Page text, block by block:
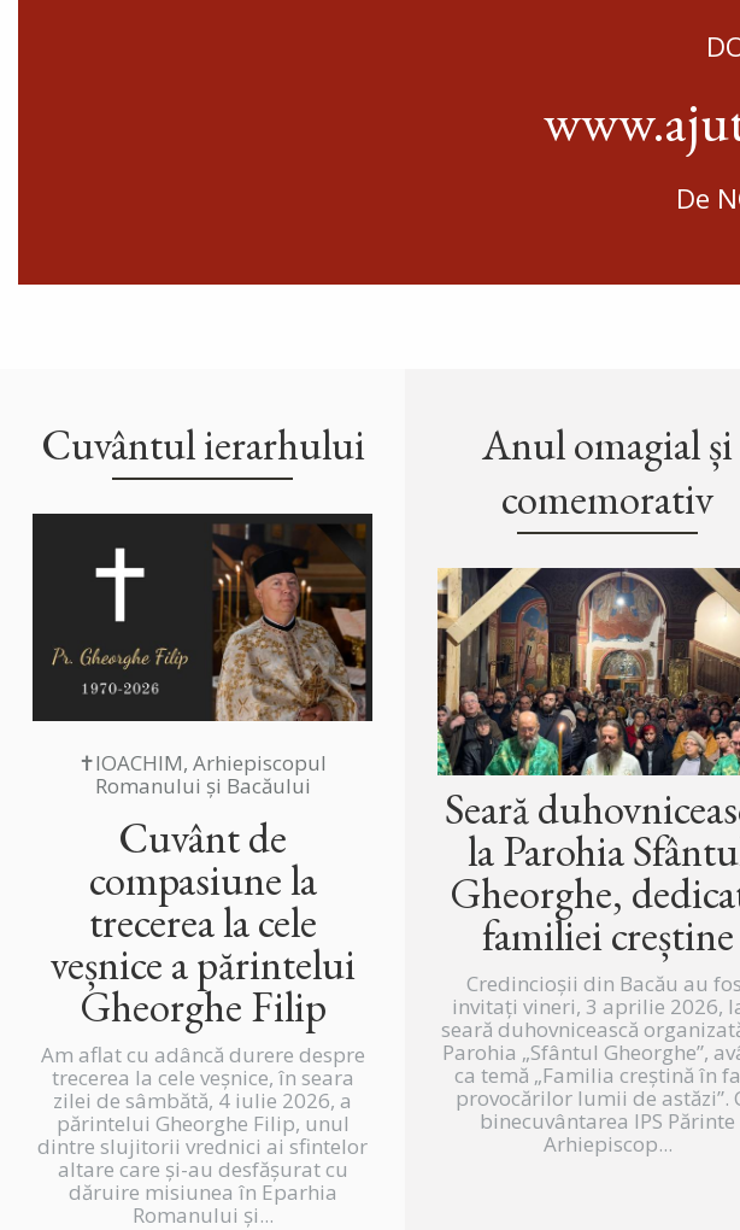
De
Cuvântul ierarhului
✝IOACHIM, Arhiepiscopul
Romanului și Bacăului
Cuvânt de
compasiune la
trecerea la cele
veșnice a părintelui
Gheorghe Filip
Am aflat cu adâncă durere despre
trecerea la cele veșnice, în seara
zilei de sâmbătă, 4 iulie 2026, a
părintelui Gheorghe Filip, unul
dintre slujitorii vrednici ai sfintelor
altare care și-au desfășurat cu
dăruire misiunea în Eparhia
Romanului și...
Anul omagial și
comemorativ
Seară
la Parohia
Gheorghe,
familiei creștine
Credincioșii din Bacău au
invitați vineri, 3 aprilie 2026,
seară duhovnicească
Parohia „Sfântul Gheorghe”,
ca temă „Familia creștină în
provocărilor lumii de astăzi”.
binecuvântarea IPS Părinte
Arhiepiscop...